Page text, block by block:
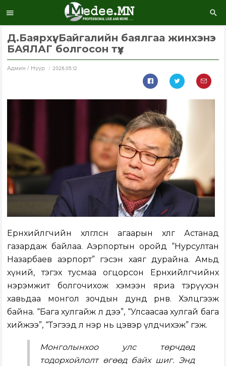
Д.Баярхүү: Байгалийн баялгаа жинхэнэ
БАЯЛАГ болгосон түүх
Aдмин / Нүүр 2026.05.12
Ерөнхийлөгчийн хөлөглөсөн агаарын хөлөг Астанад
газардаж байлаа. Аэрпортын оройд “Нурсултан
Назарбаев аэрпорт” гэсэн хаяг дурайна. Амьд
хүний, тэгэх тусмаа огцорсон Ерөнхийлөгчийнхөө
нэрэмжит болгочихож хэмээн яриа тэрүүхэн
хавьдаа монгол зочдын дунд өрнөв. Хэлцгээж
байна. “Бага хулгайж л дээ”, “Улсаасаа хулгай бага
хийжээ”, “Тэгээд л нэр нь цэвэр үлдчихэж” гэж.
Монголынхоо улс төрчдөд
тодорхойлолт өгөөд байх шиг. Энд